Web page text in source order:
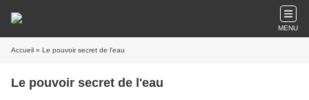
MENU
Accueil » Le pouvoir secret de l'eau
Le pouvoir secret de l'eau